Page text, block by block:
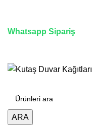
Whatsapp Sipariş
ARA